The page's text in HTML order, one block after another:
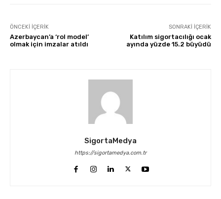
ÖNCEKI İÇERIK
Azerbaycan’a ‘rol model’
olmak için imzalar atıldı
SONRAKI İÇERIK
Katılım sigortacılığı ocak
ayında yüzde 15.2 büyüdü
SigortaMedya
https://sigortamedya.com.tr